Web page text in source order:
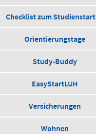
Checklist zum Studienstart
Orientierungstage
Study-Buddy
EasyStartLUH
Versicherungen
Wohnen